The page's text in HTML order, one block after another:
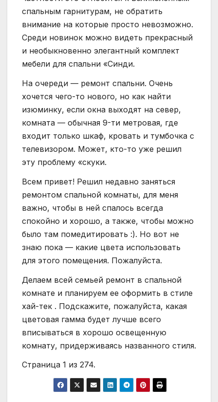
спальным гарнитурам, не обратить
внимание на которые просто невозможно.
Среди новинок можно видеть прекрасный
и необыкновенно элегантный комплект
мебели для спальни «Синди.
На очереди — ремонт спальни. Очень
хочется чего-то нового, но как найти
изюминку, если окна выходят на север,
комната — обычная 9-ти метровая, где
входит только шкаф, кровать и тумбочка с
телевизором. Может, кто-то уже решил
эту проблему «скуки.
Всем привет! Решил недавно заняться
ремонтом спальной комнаты, для меня
важно, чтобы в ней спалось всегда
спокойно и хорошо, а также, чтобы можно
было там помедитировать :). Но вот не
знаю пока — какие цвета использовать
для этого помещения. Пожалуйста.
Делаем всей семьей ремонт в спальной
комнате и планируем ее оформить в стиле
хай-тек . Подскажите, пожалуйста, какая
цветовая гамма будет лучше всего
вписываться в хорошо освещенную
комнату, придерживаясь названного стиля.
Страница 1 из 274.